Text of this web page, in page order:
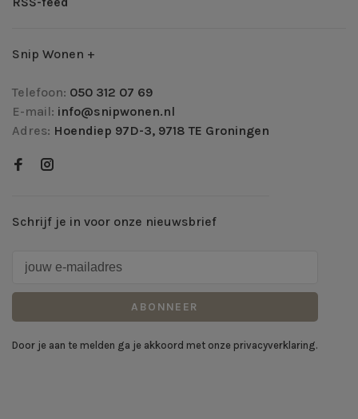
Snip Wonen +
Telefoon: 050 312 07 69
E-mail: info@snipwonen.nl
Adres: Hoendiep 97D-3, 9718 TE Groningen
Schrijf je in voor onze nieuwsbrief
ABONNEER
Door je aan te melden ga je akkoord met onze privacyverklaring.